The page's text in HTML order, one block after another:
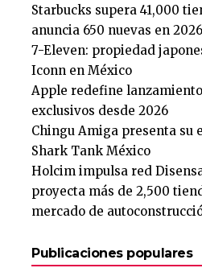
Starbucks supera 41,000
anuncia 650 nuevas en 2026
7-Eleven: propiedad
Iconn en México
Apple redefine
exclusivos desde 2026
Chingu Amiga presenta su
Shark Tank México
Holcim impulsa red
proyecta más de 2,500
mercado de
Publicaciones populares